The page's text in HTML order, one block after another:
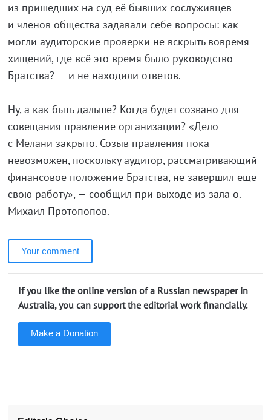
из пришедших на суд её бывших сослуживцев
и членов общества задавали себе вопросы: как
могли аудиторские проверки не вскрыть вовремя
хищений, где всё это время было руководство
Братства? — и не находили ответов.
Ну, а как быть дальше? Когда будет созвано для
совещания правление организации? «Дело
с Мелани закрыто. Созыв правления пока
невозможен, поскольку аудитор, рассматривающий
финансовое положение Братства, не завершил ещё
свою работу», — сообщил при выходе из зала о.
Михаил Протопопов.
Your comment
If you like the online version of a Russian newspaper in
Australia, you can support the editorial work financially.
Make a Donation